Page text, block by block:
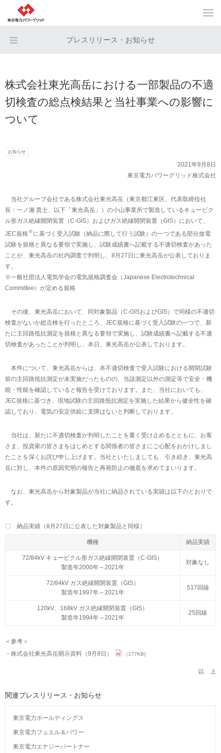
プレスリリース・お知らせ
株式会社東光高岳における一部製品の不適
切検査の総点検結果と当社事業への影響に
ついて
お知らせ
2021年9月8日
東京電力パワーグリッド株式会社
当社グループ会社である株式会社東光高岳（東京都江東区、代表取締役社
長：一ノ瀬 貴士、以下「東光高岳」）の小山事業所で製造しているキュービク
ル形ガス絶縁開閉装置（C-GIS）およびガス絶縁開閉装置（GIS）において、
JEC規格※に基づく受入試験（納品に際して行う試験）の一つである部分放電
試験を規格と異なる要領で実施し、試験成績書へ記載する不適切検査があった
ことが、東光高岳の社内調査で判明し、8月27日に東光高岳が公表しておりま
す。
※一般社団法人電気学会の電気規格調査会（Japanese Electrotechnical
Committee）が定める規格
その後、東光高岳において、同対象製品（C-GISおよびGIS）で同様の不適切
検査がないか総点検を行ったところ、JEC規格に基づく受入試験の一つで、新
たに主回路抵抗測定を規格と異なる要領で実施し、試験成績書へ記載する不適
切検査があったことが判明し、本日、東光高岳が公表しております。
本件について、東光高岳からは、本不適切検査で受入試験における開閉試験
前の主回路抵抗測定が未実施だったものの、当該測定以外の測定等で安全・機
能・性能を確認していると報告を受けております。また、当社においても、
JEC規格に基づき、現地試験の主回路抵抗測定を実施した結果から健全性を確
認しており、電気の安定供給に支障はないと判断しております。
当社は、新たに不適切検査が判明したことを重く受け止めるとともに、お客
さま、投資家の皆さまをはじめとする関係者の皆さまにご心配をおかけしまし
たことを深くお詫び申し上げます。当社といたしましても、引き続き、東光高
岳に対し、本件の原因究明の報告と再発防止の徹底を求めてまいります。
なお、東光高岳から対象製品が当社に納品されている実績は以下のとおりで
す。
〇 納品実績（8月27日に公表した対象製品と同様）
機種 納品実績
72/84kV キュービクル形ガス絶縁開閉装置（C-GIS）
製造年2000年～2021年
対象なし
72/84kV ガス絶縁開閉装置（GIS）
製造年1997年～2021年
517回線
120kV、168kV ガス絶縁開閉装置（GIS）
製造年1994年～2021年
25回線
＜参考＞
株式会社東光高岳開示資料（9月8日）
（177KB)
以 上
関連プレスリリース・お知らせ
東京電力ホールディングス
東京電力フュエル＆パワー
東京電力エナジーパートナー